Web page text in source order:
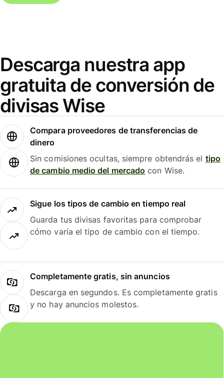
Descarga nuestra app
gratuita de conversión de
divisas Wise
Compara proveedores de transferencias de
dinero
Sin comisiones ocultas, siempre obtendrás el tipo
de cambio medio del mercado con Wise.
Sigue los tipos de cambio en tiempo real
Guarda tus divisas favoritas para comprobar
cómo varía el tipo de cambio con el tiempo.
Completamente gratis, sin anuncios
Descarga en segundos. Es completamente gratis
y no hay anuncios molestos.